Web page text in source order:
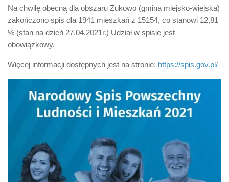
Na chwilę obecną dla obszaru Żukowo (gmina miejsko-wiejska)
zakończono spis dla 1941 mieszkań z 15154, co stanowi 12,81
% (stan na dzień 27.04.2021r.) Udział w spisie jest
obowiązkowy.
Więcej informacji dostępnych jest na stronie: https://spis.gov.pl/